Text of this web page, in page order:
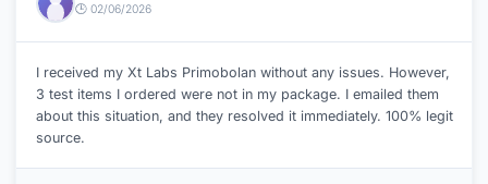
🕒 02/06/2026
I received my Xt Labs Primobolan without any issues. However,
3 test items I ordered were not in my package. I emailed them
about this situation, and they resolved it immediately. 100% legit
source.